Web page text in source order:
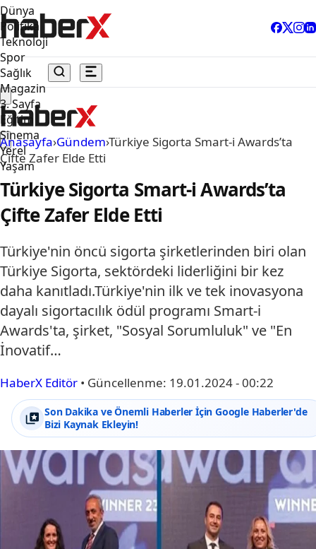
Dünya
Politika
Teknoloji
Spor
Sağlık
Magazin
3. Sayfa
Eğitim
Sinema
Yerel
Yaşam
Anasayfa›Gündem›Türkiye Sigorta Smart-i Awards’ta
Çifte Zafer Elde Etti
Türkiye Sigorta Smart-i Awards’ta
Çifte Zafer Elde Etti
Türkiye'nin öncü sigorta şirketlerinden biri olan
Türkiye Sigorta, sektördeki liderliğini bir kez
daha kanıtladı.Türkiye'nin ilk ve tek inovasyona
dayalı sigortacılık ödül programı Smart-i
Awards'ta, şirket, "Sosyal Sorumluluk" ve "En
İnovatif…
HaberX Editör • Güncellenme: 19.01.2024 - 00:22
Son Dakika ve Önemli Haberler İçin Google Haberler'de
Bizi Kaynak Ekleyin!